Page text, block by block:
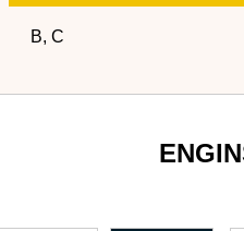
B, C